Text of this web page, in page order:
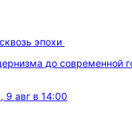
эпохи
до современной
9 авг в 14:00